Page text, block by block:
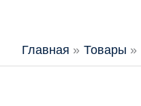
Главная Товары